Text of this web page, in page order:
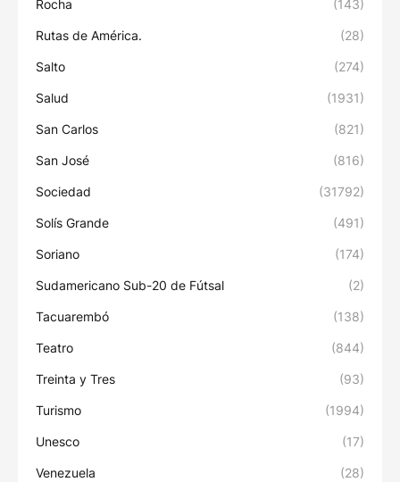
Rocha (143)
Rutas de América. (28)
Salto (274)
Salud (1931)
San Carlos (821)
San José (816)
Sociedad (31792)
Solís Grande (491)
Soriano (174)
Sudamericano Sub-20 de Fútsal (2)
Tacuarembó (138)
Teatro (844)
Treinta y Tres (93)
Turismo (1994)
Unesco (17)
Venezuela (28)